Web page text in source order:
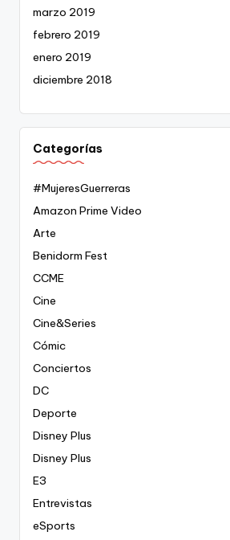
marzo 2019
febrero 2019
enero 2019
diciembre 2018
Categorías
#MujeresGuerreras
Amazon Prime Video
Arte
Benidorm Fest
CCME
Cine
Cine&Series
Cómic
Conciertos
DC
Deporte
Disney Plus
Disney Plus
E3
Entrevistas
eSports